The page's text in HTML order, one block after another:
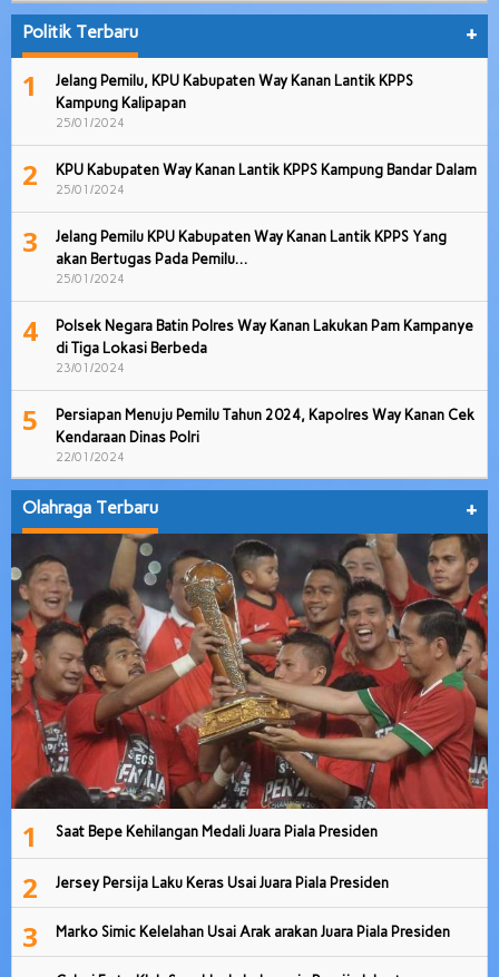
Politik Terbaru +
1
Jelang Pemilu, KPU Kabupaten Way Kanan Lantik KPPS
Kampung Kalipapan
25/01/2024
2 KPU Kabupaten Way Kanan Lantik KPPS Kampung Bandar Dalam
25/01/2024
3
Jelang Pemilu KPU Kabupaten Way Kanan Lantik KPPS Yang
akan Bertugas Pada Pemilu…
25/01/2024
4
Polsek Negara Batin Polres Way Kanan Lakukan Pam Kampanye
di Tiga Lokasi Berbeda
23/01/2024
5
Persiapan Menuju Pemilu Tahun 2024, Kapolres Way Kanan Cek
Kendaraan Dinas Polri
22/01/2024
Olahraga Terbaru +
1 Saat Bepe Kehilangan Medali Juara Piala Presiden
2 Jersey Persija Laku Keras Usai Juara Piala Presiden
3 Marko Simic Kelelahan Usai Arak arakan Juara Piala Presiden